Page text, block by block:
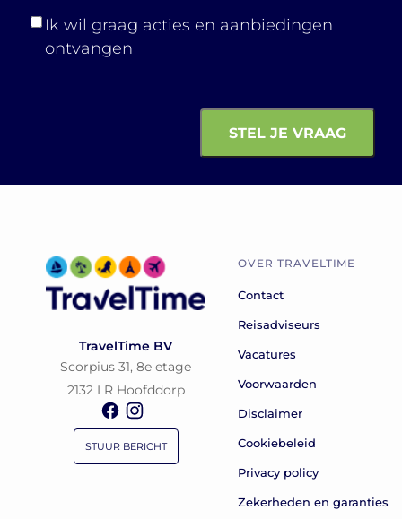
Ik wil graag acties en aanbiedingen
ontvangen
TravelTime BV
Scorpius 31, 8e etage
2132 LR Hoofddorp
STUUR BERICHT
OVER TRAVELTIME
Contact
Reisadviseurs
Vacatures
Voorwaarden
Disclaimer
Cookiebeleid
Privacy policy
Zekerheden en garanties